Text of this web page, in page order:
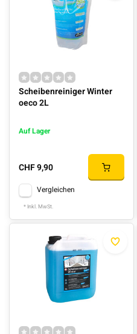
Scheibenreiniger Winter
oeco 2L
Auf Lager
CHF 9,90
Vergleichen
* Inkl. MwSt.